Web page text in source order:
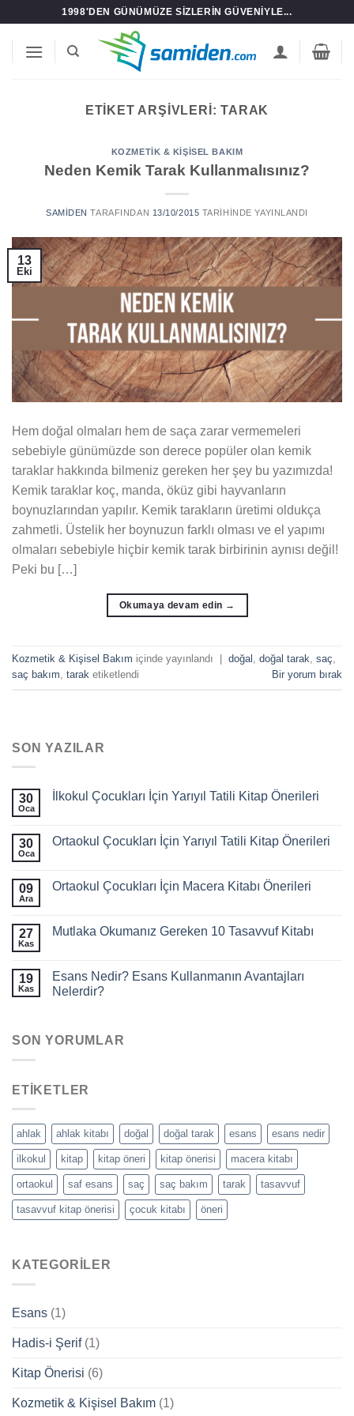
1998'DEN GÜNÜMÜZE SIZLERIN GÜVENIYLE...
ETIKET ARŞIVLERI:TARAK
KOZMETIK & KIŞISEL BAKIM
Neden Kemik Tarak Kullanmalısınız?
SAMIDEN TARAFINDAN 13/10/2015 TARIHINDE YAYINLANDI
13
Eki
Hem doğal olmaları hem de saça zarar vermemeleri
sebebiyle günümüzde son derece popüler olan kemik
taraklar hakkında bilmeniz gereken her şey bu yazımızda!
Kemik taraklar koç, manda, öküz gibi hayvanların
boynuzlarından yapılır. Kemik tarakların üretimi oldukça
zahmetli. Üstelik her boynuzun farklı olması ve el yapımı
olmaları sebebiyle hiçbir kemik tarak birbirinin aynısı değil!
Peki bu […]
Okumaya devam edin →
Kozmetik & Kişisel Bakım içinde yayınlandı doğal doğal tarak saç
saç bakım tarak etiketlendi Bir yorum bırak
SON YAZILAR
30
Oca
İlkokul Çocukları İçin Yarıyıl Tatili Kitap Önerileri
Çocukları
Kitap
30
Oca
Ortaokul Çocukları İçin Yarıyıl Tatili Kitap Önerileri
Çocukları
Kitap
09
Ara
Ortaokul Çocukları İçin Macera Kitabı Önerileri
Çocukları
Önerileri
27
Kas
Mutlaka Okumanız Gereken 10 Tasavvuf Kitabı
Okumanız
Gereken
10
19
Kas
Esans Nedir? Esans Kullanmanın Avantajları
Nelerdir?
Nedir?
SON YORUMLAR
ETIKETLER
ahlak ahlak kitabı doğal doğal tarak esans esans nedir
ilkokul kitap kitap öneri kitap önerisi macera kitabı
ortaokul saf esans saç saç bakım tarak tasavvuf
tasavvuf kitap önerisi çocuk kitabı öneri
KATEGORILER
Esans (1)
Hadis-i Şerif(1)
Kitap Önerisi (6)
Kozmetik & Kişisel Bakım (1)